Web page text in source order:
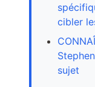
cibler
sujet